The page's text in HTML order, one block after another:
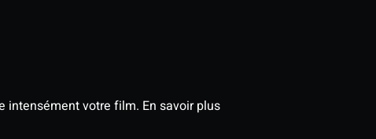
intensément votre film. En savoir plus